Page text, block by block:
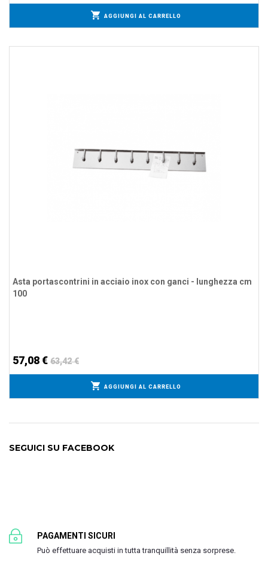
AGGIUNGI AL CARRELLO
Asta portascontrini in acciaio inox con ganci - lunghezza cm
100
57,08 € 63,42 €
AGGIUNGI AL CARRELLO
SEGUICI SU FACEBOOK
PAGAMENTI SICURI
Può effettuare acquisti in tutta tranquillità senza sorprese.